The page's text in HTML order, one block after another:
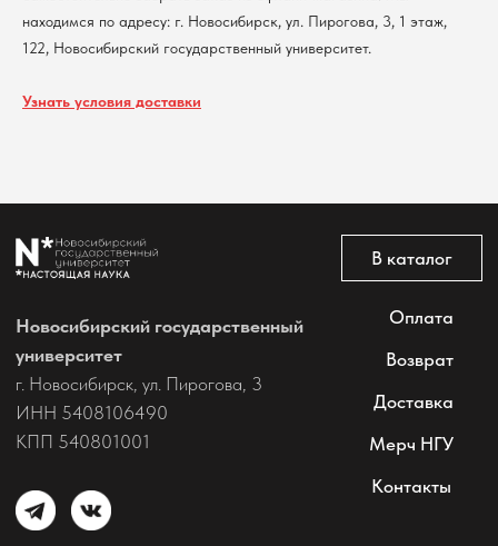
находимся по адресу: г. Новосибирск, ул. Пирогова, 3, 1 этаж,
122, Новосибирский государственный университет.
Узнать условия доставки